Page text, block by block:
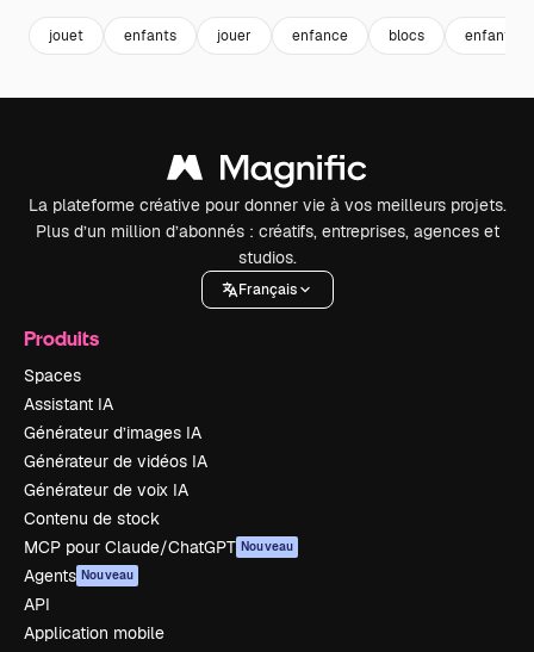
jouet enfants jouer enfance blocs enfant et
La plateforme créative pour donner vie à vos meilleurs projets.
Plus d’un million d’abonnés : créatifs, entreprises, agences et
studios.
Français
Produits
Spaces
Assistant IA
Générateur d’images IA
Générateur de vidéos IA
Générateur de voix IA
Contenu de stock
MCP pour Claude/ChatGPT Nouveau
Agents Nouveau
API
Application mobile